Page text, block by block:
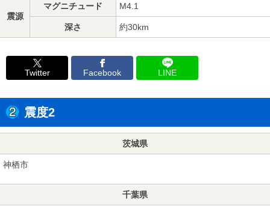
震源
マグニチュード M4.1
深さ 約30km
Twitter Facebook LINE
震度2
茨城県
神栖市
千葉県